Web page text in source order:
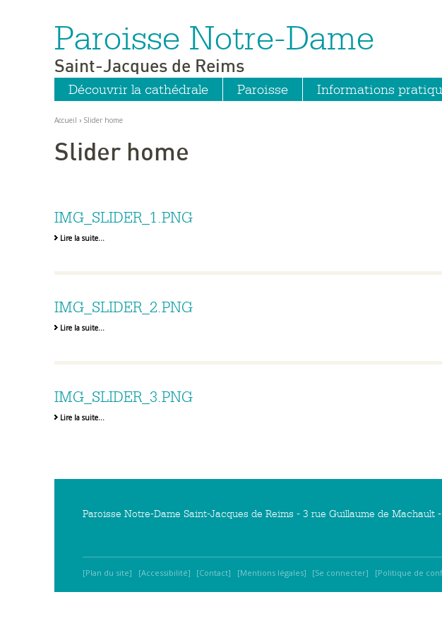
Aller
contenu.
Aller
à
navigation
Outils
personnels
Paroisse Notre-Dame
Saint-Jacques de Reims
Découvrir la cathédrale Paroisse Informations
Accueil › Slider home
Slider home
IMG_SLIDER_1.PNG
Lire la suite…
IMG_SLIDER_2.PNG
Lire la suite…
IMG_SLIDER_3.PNG
Lire la suite…
Paroisse Notre-Dame Saint-Jacques de Reims - 3 rue Guillaume de Machault
Plan du site Accessibilité Contact Mentions légales Se connecter Politique de